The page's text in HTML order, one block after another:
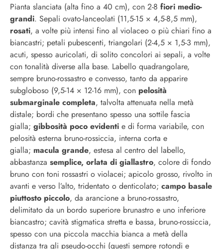
Pianta slanciata (alta fino a 40 cm), con 2-8 fiori medio-
grandi. Sepali ovato-lanceolati (11,5-15 × 4,5-8,5 mm),
rosati, a volte più intensi fino al violaceo o più chiari fino a
biancastri; petali pubescenti, triangolari (2-4,5 × 1,5-3 mm),
acuti, spesso auricolati, di solito concolori ai sepali, a volte
con tonalità diverse alla base. Labello quadrangolare,
sempre bruno-rossastro e convesso, tanto da apparire
subgloboso (9,5-14 × 12-16 mm), con pelosità
submarginale completa, talvolta attenuata nella metà
distale; bordi che presentano spesso una sottile fascia
gialla; gibbosità poco evidenti e di forma variabile, con
pelosità esterna bruno-rossiccia, interna corta e
gialla; macula grande, estesa al centro del labello,
abbastanza semplice, orlata di giallastro, colore di fondo
bruno con toni rossastri o violacei; apicolo grosso, rivolto in
avanti e verso l’alto, tridentato o denticolato; campo basale
piuttosto piccolo, da arancione a bruno-rossastro,
delimitato da un bordo superiore brunastro e uno inferiore
biancastro; cavità stigmatica stretta e bassa, bruno-rossiccia,
spesso con una piccola macchia bianca a metà della
distanza tra gli pseudo-occhi (questi sempre rotondi e